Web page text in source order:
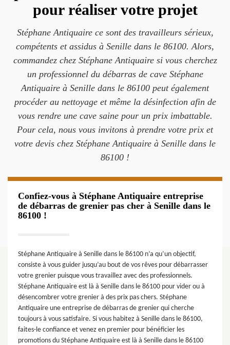
pour réaliser votre projet
Stéphane Antiquaire ce sont des travailleurs sérieux,
compétents et assidus à Senille dans le 86100. Alors,
commandez chez Stéphane Antiquaire si vous cherchez
un professionnel du débarras de cave Stéphane
Antiquaire à Senille dans le 86100 peut également
procéder au nettoyage et même la désinfection afin de
vous rendre une cave saine pour un prix imbattable.
Pour cela, nous vous invitons à prendre votre prix et
votre devis chez Stéphane Antiquaire à Senille dans le
86100 !
Confiez-vous à Stéphane Antiquaire entreprise
de débarras de grenier pas cher à Senille dans le
86100 !
Stéphane Antiquaire à Senille dans le 86100 n’a qu’un objectif,
consiste à vous guider jusqu’au bout de vos rêves pour débarrasser
votre grenier puisque vous travaillez avec des professionnels.
Stéphane Antiquaire est là à Senille dans le 86100 pour vider ou à
désencombrer votre grenier à des prix pas chers. Stéphane
Antiquaire une entreprise de débarras de grenier qui cherche
toujours à vous satisfaire. Si vous habitez à Senille dans le 86100,
faites-le confiance et venez en premier pour bénéficier les
promotions du Stéphane Antiquaire est là à Senille dans le 86100